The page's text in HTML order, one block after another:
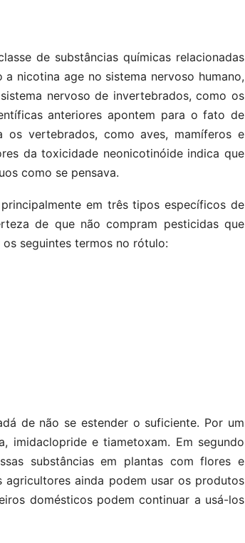
de substâncias químicas relacionadas
nicotina age no sistema nervoso humano,
nervoso de invertebrados, como os
anteriores apontem para o fato de
os vertebrados, como aves, mamíferos e
da toxicidade neonicotinóide indica que
como se pensava.
em três tipos específicos de
de que não compram pesticidas que
seguintes termos no rótulo:
de não se estender o suficiente. Por um
imidaclopride e tiametoxam. Em segundo
substâncias em plantas com flores e
agricultores ainda podem usar os produtos
domésticos podem continuar a usá-los